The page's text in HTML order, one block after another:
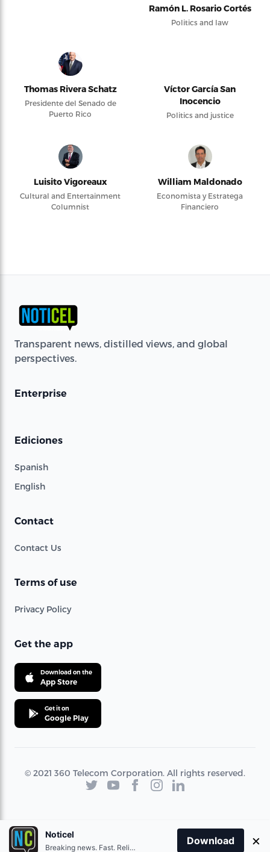
Ramón L. Rosario Cortés
Politics and law
Thomas Rivera Schatz
Presidente del Senado de
Puerto Rico
Víctor García San
Inocencio
Politics and justice
Luisito Vigoreaux
Cultural and Entertainment
Columnist
William Maldonado
Economista y Estratega
Financiero
Transparent news, distilled views, and global
perspectives.
Enterprise
Ediciones
Spanish
English
Contact
Contact Us
Terms of use
Privacy Policy
Get the app
Download on the
App Store
Get it on
Google Play
© 2021 360 Telecom Corporation. All rights reserved.
Noticel
Breaking news. Fast. Reliable.
Download ×